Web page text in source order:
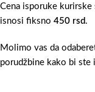
Cena isporuke kurirske
isnosi fiksno 450 rsd .
Molimo vas da
porudžbine kako bi ste